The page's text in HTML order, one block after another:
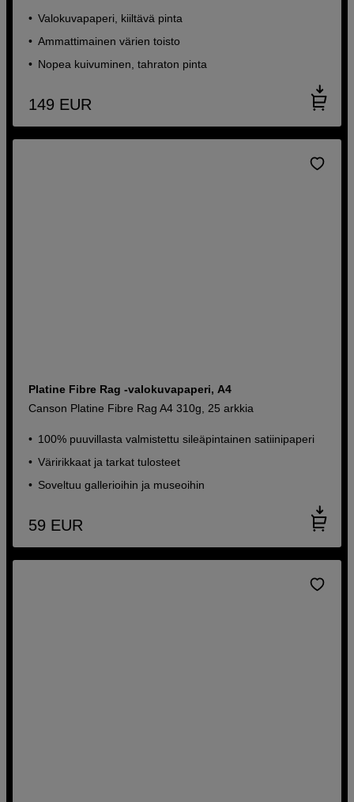
Valokuvapaperi, kiiltävä pinta
Ammattimainen värien toisto
Nopea kuivuminen, tahraton pinta
149 EUR
Platine Fibre Rag -valokuvapaperi, A4
Canson Platine Fibre Rag A4 310g, 25 arkkia
100% puuvillasta valmistettu sileäpintainen satiinipaperi
Väririkkaat ja tarkat tulosteet
Soveltuu gallerioihin ja museoihin
59 EUR